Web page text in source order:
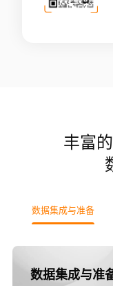
丰富
数据集成与准
数据集成与准备